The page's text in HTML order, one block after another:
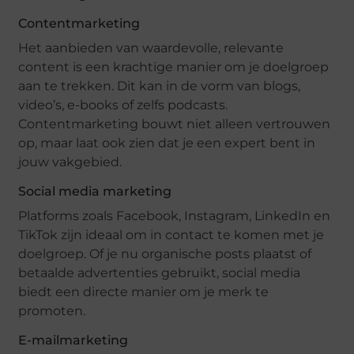
Contentmarketing
Het aanbieden van waardevolle, relevante
content is een krachtige manier om je doelgroep
aan te trekken. Dit kan in de vorm van blogs,
video’s, e-books of zelfs podcasts.
Contentmarketing bouwt niet alleen vertrouwen
op, maar laat ook zien dat je een expert bent in
jouw vakgebied.
Social media marketing
Platforms zoals Facebook, Instagram, LinkedIn en
TikTok zijn ideaal om in contact te komen met je
doelgroep. Of je nu organische posts plaatst of
betaalde advertenties gebruikt, social media
biedt een directe manier om je merk te
promoten.
E-mailmarketing